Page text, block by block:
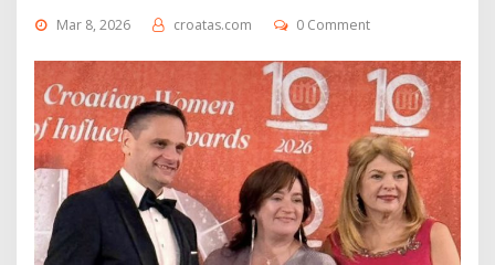
Mar 8, 2026 croatas.com 0 Comment